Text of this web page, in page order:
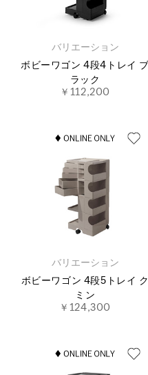
バリエーション
ボビーワゴン 4段4トレイ ブ
ラック
￥112,200
バリエーション
ボビーワゴン 4段5トレイ ク
ミン
￥124,300